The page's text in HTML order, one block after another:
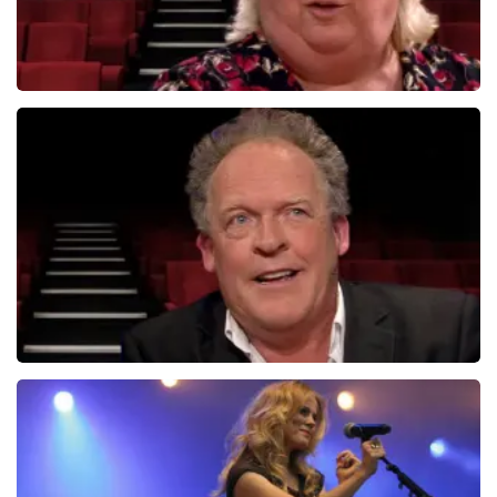
Christel De Laat
1154+reviews
Bert Visscher
reviews